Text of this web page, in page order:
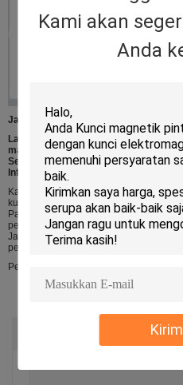
Kami akan
Anda
Jaminan Kualitas:
Layanan garansi akan dihormati jika
manusia, Junson memberikan garansi
Sebaliknya, Junson akan
Informasi lebih lanjut, silakan telusuri
Kami menawarkan banyak kunci
kunci baut listrik, pemogokan listrik,
Panik, pembaca kartu RFID, kunci
pembaca kartu RFID, pembaca kartu
Jari, Bracket untuk kunci listrik, tombol
penghalang Flap,
Pemegang pintu elektromagnetik
Peringkat Keseluruhan